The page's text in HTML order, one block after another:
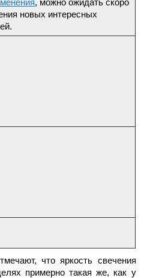
, можно ожидать скоро
новых интересных
что яркость свечения
примерно такая же, как у